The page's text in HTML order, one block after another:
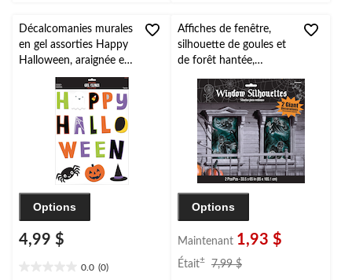
Décalcomanies murales
en gel assorties Happy
Halloween, araignée et
citrouille lanterne,
multicolore, paq. 17,
décorations d'intérieur
pour l'Halloween
Options
4,99 $
0.0 (0)
Affiches de fenêtre,
silhouette de goules et
de forêt hantée,
noir/vert, 65 po, paq. 2,
décorations d'intérieur
pour l'Halloween
Options
Maintenant 1,93 $
Était± 7,99 $